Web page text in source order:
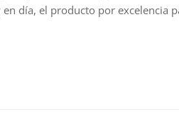
día, el producto por excelencia